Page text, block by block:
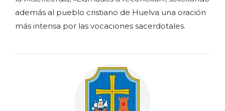
además al pueblo cristiano de Huelva una oración
más intensa por las vocaciones sacerdotales.